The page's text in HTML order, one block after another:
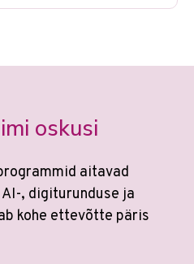
oskusi
aitavad
, digiturunduse ja
kohe ettevõtte päris